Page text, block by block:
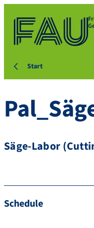
Start
Säge-Labor
Schedule